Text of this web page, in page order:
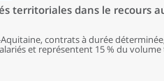
territoriales dans le recours
Aquitaine, contrats à durée
et représentent 15 % du
Le recours à ces formes
présentes : les zones à caractère